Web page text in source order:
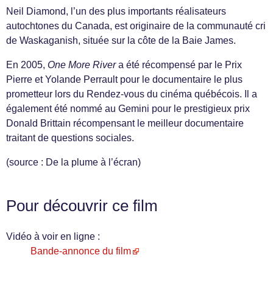
Neil Diamond, l’un des plus importants réalisateurs
autochtones du Canada, est originaire de la communauté cri
de Waskaganish, située sur la côte de la Baie James.
En 2005, One More Rivera été récompensé par le Prix
Pierre et Yolande Perrault pour le documentaire le plus
prometteur lors du Rendez-vous du cinéma québécois. Il a
également été nommé au Gemini pour le prestigieux prix
Donald Brittain récompensant le meilleur documentaire
traitant de questions sociales.
(source : De la plume à l’écran)
Pour découvrir ce film
Vidéo à voir en ligne :
Bande-annonce du film